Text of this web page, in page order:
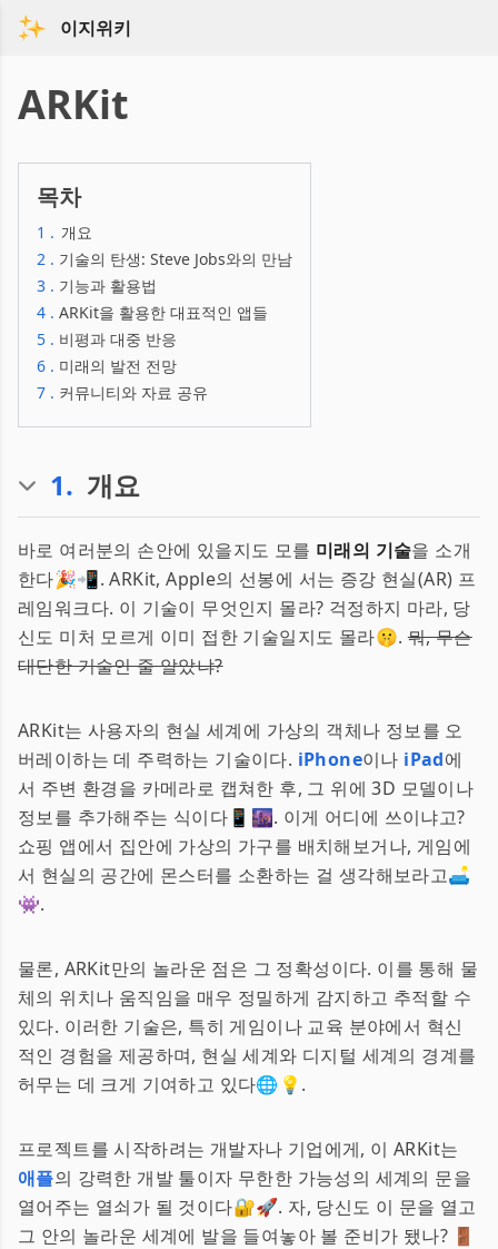
이지위키
ARKit
목차
1 . 개요
2 . 기술의 탄생: Steve Jobs와의 만남
3 . 기능과 활용법
4 . ARKit을 활용한 대표적인 앱들
5 . 비평과 대중 반응
6 . 미래의 발전 전망
7 . 커뮤니티와 자료 공유
1. 개요
바로 여러분의 손안에 있을지도 모를 미래의 기술을 소개
한다🎉📲. ARKit, Apple의 선봉에 서는 증강 현실(AR) 프
레임워크다. 이 기술이 무엇인지 몰라? 걱정하지 마라, 당
신도 미처 모르게 이미 접한 기술일지도 몰라🤫.뭐, 무슨
대단한 기술인 줄 알았냐?
ARKit는 사용자의 현실 세계에 가상의 객체나 정보를 오
버레이하는 데 주력하는 기술이다. iPhone이나 iPad에
서 주변 환경을 카메라로 캡쳐한 후, 그 위에 3D 모델이나
정보를 추가해주는 식이다📱🌆. 이게 어디에 쓰이냐고?
쇼핑 앱에서 집안에 가상의 가구를 배치해보거나, 게임에
서 현실의 공간에 몬스터를 소환하는 걸 생각해보라고🛋️
👾.
물론, ARKit만의 놀라운 점은 그 정확성이다. 이를 통해 물
체의 위치나 움직임을 매우 정밀하게 감지하고 추적할 수
있다. 이러한 기술은, 특히 게임이나 교육 분야에서 혁신
적인 경험을 제공하며, 현실 세계와 디지털 세계의 경계를
허무는 데 크게 기여하고 있다🌐💡.
프로젝트를 시작하려는 개발자나 기업에게, 이 ARKit는
애플의 강력한 개발 툴이자 무한한 가능성의 세계의 문을
열어주는 열쇠가 될 것이다🔐🚀. 자, 당신도 이 문을 열고
그 안의 놀라운 세계에 발을 들여놓아 볼 준비가 됐나? 🚪